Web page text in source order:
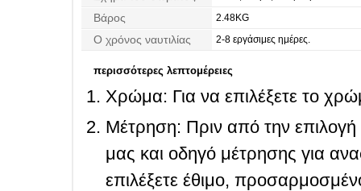
Βάρος 2.48KG
Ο χρόνος ναυτιλίας 2-8 εργάσιμες ημέρες.
περισσότερες λεπτομέρειες
Χρώμα: Για να επιλέξετε το
Μέτρηση: Πριν από την
μας και οδηγό μέτρησης για
επιλέξετε έθιμο,